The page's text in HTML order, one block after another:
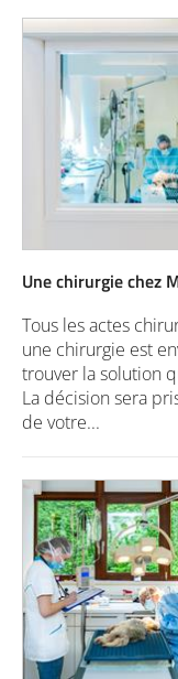
Une chirurgie chez
Tous les actes
une chirurgie est
trouver la solution
La décision sera
de votre...